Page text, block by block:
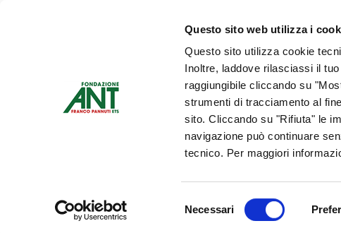
Questo sito web utilizza i
Questo sito utilizza cookie
Inoltre, laddove rilasciassi il
raggiungibile cliccando su
strumenti di tracciamento al
sito. Cliccando su "Rifiuta" le
navigazione può continuare
tecnico. Per maggiori
del
Necessari
Chi siamo
Contattaci